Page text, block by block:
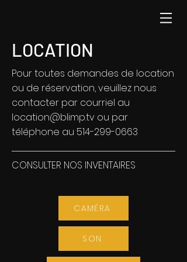
LOCATION
Pour toutes demandes de location
ou de réservation, veuillez nous
contacter par courriel au
location@blimp.tv ou par
téléphone au 514-299-0663
CONSULTER NOS INVENTAIRES
CAMÉRA
SON